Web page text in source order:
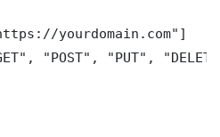
yourdomain.com"]
"POST", "PUT",